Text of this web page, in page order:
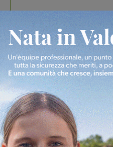
In vetrina 3 Agosto 2026
Estra Notizie agosto:
studenti coinvolti,
debutta il podcast